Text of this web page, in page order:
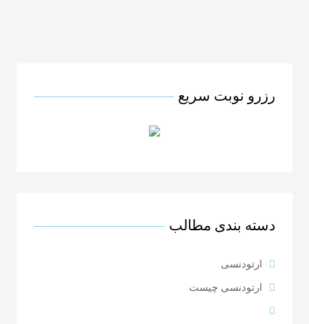
رزرو نوبت سریع
دسته بندی مطالب
ارتودنسی
ارتودنسی چیست